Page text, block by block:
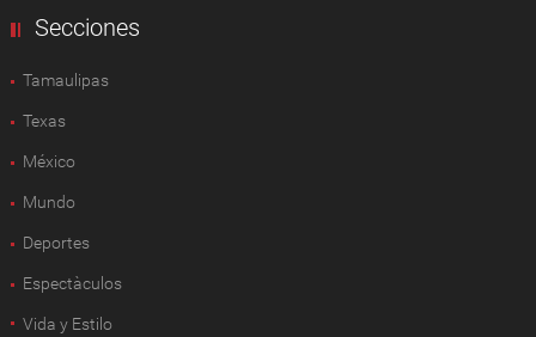
Secciones
Tamaulipas
Texas
México
Mundo
Deportes
Espectàculos
Vida y Estilo